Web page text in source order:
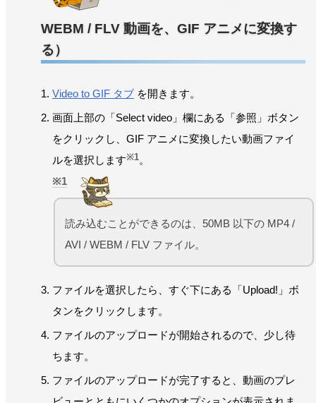
WEBM / FLV 動画を、GIF アニメに変換す
る）
Video to GIF タブ を開きます。
画面上部の「Select video」欄にある「参照」ボタン
をクリックし、GIF アニメに変換したい動画ファイ
ルを選択します※1。
1
読み込むことができるのは、50MB 以下の MP4 /
AVI / WEBM / FLV ファイル。
ファイルを選択したら、すぐ下にある「Upload!」ボ
タンをクリックします。
ファイルのアップロードが開始されるので、少し待
ちます。
ファイルのアップロードが完了すると、動画のプレ